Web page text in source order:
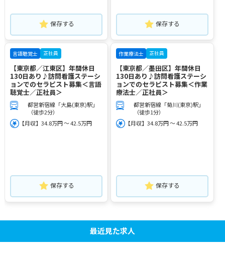
保存する 保存する
言語聴覚士 正社員
【東京都／江東区】年間休日
130日あり♪訪問看護ステーシ
ョンでのセラピスト募集＜言語
聴覚士／正社員＞
都営新宿線「大島(東京)駅」
（徒歩2分）
【月収】34.8万円 ～ 42.5万円
保存する
作業療法士 正社員
【東京都／墨田区】年間休日
130日あり♪訪問看護ステーシ
ョンでのセラピスト募集＜作業
療法士／正社員＞
都営新宿線「菊川(東京)駅」
（徒歩1分）
【月収】34.8万円 ～ 42.5万円
保存する
最近見た求人